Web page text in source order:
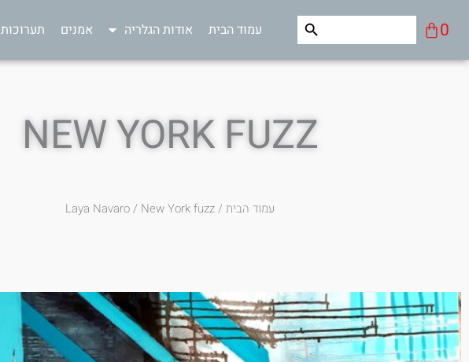
לתוכן0
עגלת
קניות
Search
Search Button
עמוד הבית אודות הגלריה אמנים תערוכות
NEW YORK FUZZ
עמוד הבית /
Laya Navaro/ New York fuzz